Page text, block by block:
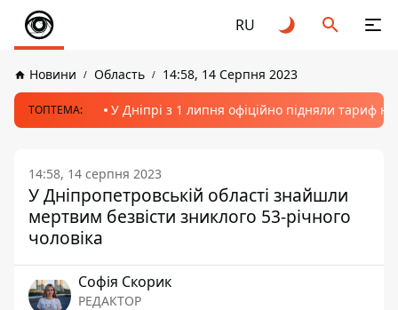
RU
Новини Область 14:58, 14 Серпня 2023
ТОПТЕМА: У Дніпрі з 1 липня офіційно підняли тариф
14:58, 14 серпня 2023
У Дніпропетровській області знайшли
мертвим безвісти зниклого 53-річного
чоловіка
Софія Скорик
РЕДАКТОР